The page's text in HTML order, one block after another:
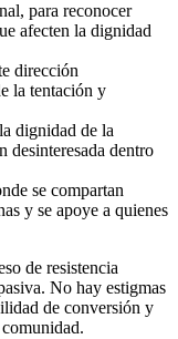
para reconocer
afecten la dignidad
dirección
la tentación y
dignidad de la
desinteresada dentro
se compartan
y se apoye a quienes
de resistencia
No hay estigmas
de conversión y